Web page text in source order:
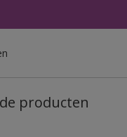
producten